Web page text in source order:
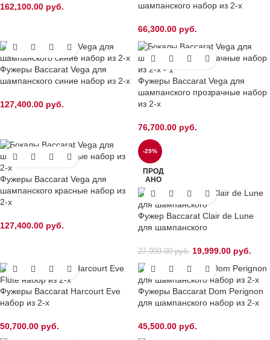
162,100.00 руб.
шампанского набор из 2-х
66,300.00 руб.
Фужеры Baccarat Vega для
шампанского синие набор из 2-х
127,400.00 руб.
Фужеры Baccarat Vega для
шампанского прозрачные набор
из 2-х
76,700.00 руб.
Фужеры Baccarat Vega для
шампанского красные набор из
2-х
127,400.00 руб.
-29%
ПРОД
АНО
Фужер Baccarat Clair de Lune
для шампанского
27,999.00руб. 19,999.00 руб.
Фужеры Baccarat Harcourt Eve
набор из 2-х
50,700.00 руб.
Фужеры Baccarat Dom Perignon
для шампанского набор из 2-х
45,500.00 руб.